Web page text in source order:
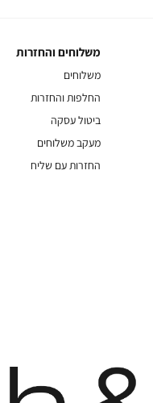
משלוחים
והחזרות
משלוחים והחזרות
משלוחים
החלפות והחזרות
ביטול עסקה
מעקב משלוחים
החזרות עם שליח